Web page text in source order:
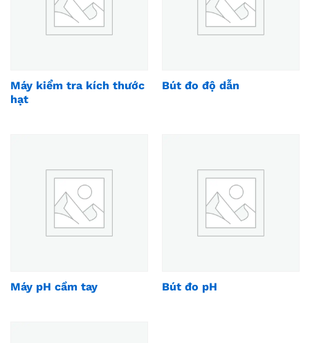
Máy kiểm tra kích thước
hạt
Bút đo độ dẫn
Máy pH cầm tay Bút đo pH